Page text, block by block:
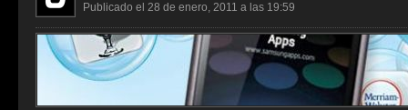
Publicado el 28 de enero, 2011 a las 19:59